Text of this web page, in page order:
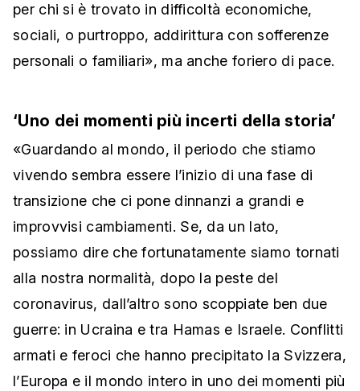
per chi si è trovato in difficoltà economiche,
sociali, o purtroppo, addirittura con sofferenze
personali o familiari», ma anche foriero di pace.
‘Uno dei momenti più incerti della storia’
«Guardando al mondo, il periodo che stiamo
vivendo sembra essere l’inizio di una fase di
transizione che ci pone dinnanzi a grandi e
improvvisi cambiamenti. Se, da un lato,
possiamo dire che fortunatamente siamo tornati
alla nostra normalità, dopo la peste del
coronavirus, dall’altro sono scoppiate ben due
guerre: in Ucraina e tra Hamas e Israele. Conflitti
armati e feroci che hanno precipitato la Svizzera,
l’Europa e il mondo intero in uno dei momenti più